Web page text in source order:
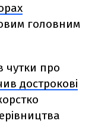
головним
чутки про
дострокові